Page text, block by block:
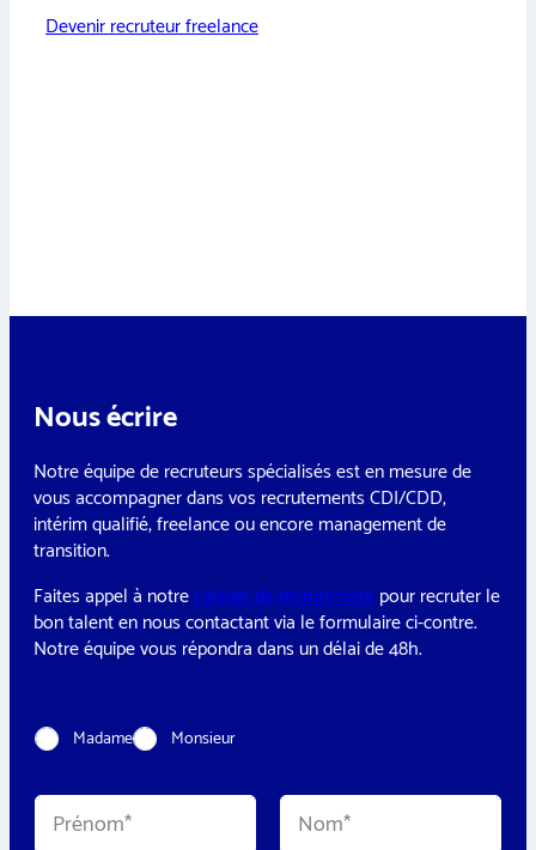
Devenir recruteur freelance
Nous écrire
Notre équipe de recruteurs spécialisés est en mesure de
vous accompagner dans vos recrutements CDI/CDD,
intérim qualifié, freelance ou encore management de
transition.
Faites appel à notrecabinet de recrutementpour recruter le
bon talent en nous contactant via le formulaire ci-contre.
Notre équipe vous répondra dans un délai de 48h.
T
é
h
C
i
Madame Monsieur
N
m